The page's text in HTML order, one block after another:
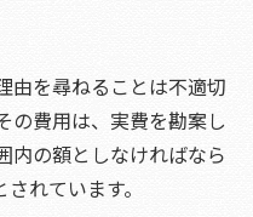
由を尋ねることは不適切
の費用は、実費を勘案し
内の額としなければなら
れています。